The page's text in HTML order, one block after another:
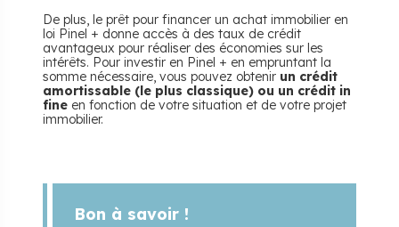
De plus, le prêt pour financer un achat immobilier en
loi Pinel + donne accès à des taux de crédit
avantageux pour réaliser des économies sur les
intérêts. Pour investir en Pinel + en empruntant la
somme nécessaire, vous pouvez obtenir un crédit
amortissable (le plus classique) ou un crédit in
fine en fonction de votre situation et de votre projet
immobilier.
Bon à savoir !